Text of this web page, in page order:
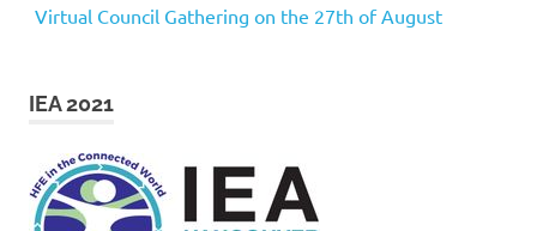
Virtual Council Gathering on the 27th of August
IEA 2021